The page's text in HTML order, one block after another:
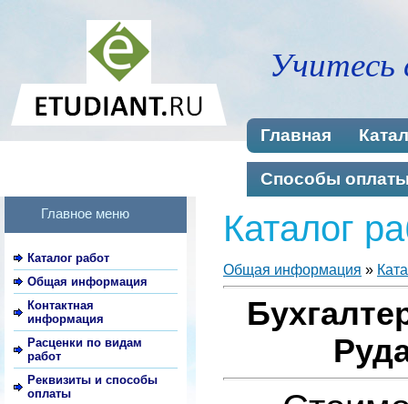
Учитесь
Главная
Способы
Главное меню
Каталог работ
Общая информация
Контактная
информация
Расценки по видам
работ
Реквизиты и способы
оплаты
Каталог
Общая информация »